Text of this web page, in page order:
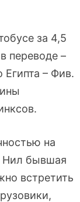
за 4,5
переводе –
– Фив.
на
Нил бывшая
встретить